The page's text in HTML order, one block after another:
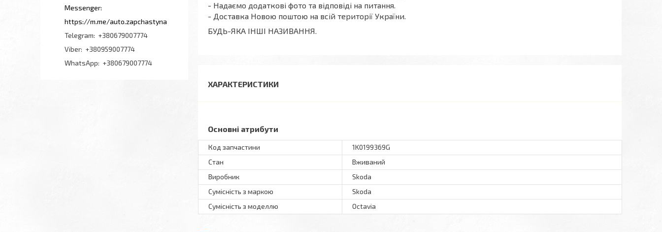
- Надаємо додаткові фото та відповіді на питання.
- Доставка Новою поштою на всій території України.
БУДЬ-ЯКА ІНШІ НАЗИВАННЯ.
ХАРАКТЕРИСТИКИ
Основні атрибути
Код запчастини
1K0199369G
Стан
Вживаний
Виробник
Skoda
Сумісність з маркою
Skoda
Сумісність з моделлю
Octavia
https://m.me/auto.zapchastyna
+380679007774
+380959007774
+380679007774